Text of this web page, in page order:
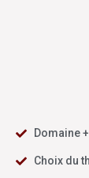
Domaine
Choix du